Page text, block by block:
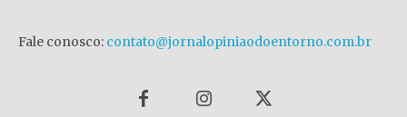
Fale conosco: contato@jornalopiniaodoentorno.com.br